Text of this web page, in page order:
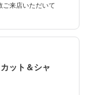
ご来店いただいて
ット＆シャ